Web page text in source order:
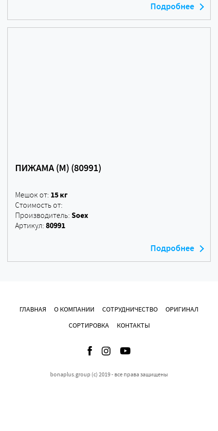
Подробнее
ПИЖАМА (M) (80991)
Мешок от: 15 кг
Стоимость от:
Производитель: Soex
Артикул: 80991
Подробнее
ГЛАВНАЯ О КОМПАНИИ СОТРУДНИЧЕСТВО
ОРИГИНАЛ
СОРТИРОВКА
КОНТАКТЫ
bonaplus.group (c) 2019 - все права защищены